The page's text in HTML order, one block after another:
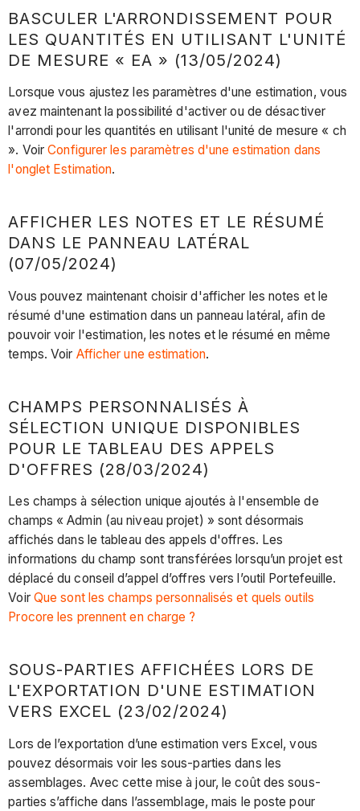
BASCULER L'ARRONDISSEMENT POUR
LES QUANTITÉS EN UTILISANT L'UNITÉ
DE MESURE « EA » (13/05/2024)
Lorsque vous ajustez les paramètres d'une estimation, vous
avez maintenant la possibilité d'activer ou de désactiver
l'arrondi pour les quantités en utilisant l'unité de mesure « ch
». VoirConfigurer les paramètres d'une estimation dans
l'onglet Estimation.
AFFICHER LES NOTES ET LE RÉSUMÉ
DANS LE PANNEAU LATÉRAL
(07/05/2024)
Vous pouvez maintenant choisir d'afficher les notes et le
résumé d'une estimation dans un panneau latéral, afin de
pouvoir voir l'estimation, les notes et le résumé en même
temps. Voir Afficher une estimation.
CHAMPS PERSONNALISÉS À
SÉLECTION UNIQUE DISPONIBLES
POUR LE TABLEAU DES APPELS
D'OFFRES (28/03/2024)
Les champs à sélection unique ajoutés à l'ensemble de
champs « Admin (au niveau projet) » sont désormais
affichés dans le tableau des appels d'offres. Les
informations du champ sont transférées lorsqu’un projet est
déplacé du conseil d’appel d’offres vers l’outil Portefeuille.
Voir Que sont les champs personnalisés et quels outils
Procore les prennent en charge ?
SOUS-PARTIES AFFICHÉES LORS DE
L'EXPORTATION D'UNE ESTIMATION
VERS EXCEL (23/02/2024)
Lors de l’exportation d’une estimation vers Excel, vous
pouvez désormais voir les sous-parties dans les
assemblages. Avec cette mise à jour, le coût des sous-
parties s’affiche dans l’assemblage, mais le poste pour